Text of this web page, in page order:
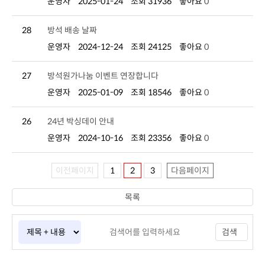
28
방석 배송 날짜
운영자
2024-12-24 조회 24125 좋아요 0
27
방석원가나눔 이벤트 연장합니다
운영자
2025-01-09 조회 18546 좋아요 0
26
24년 박싱데이 안내
운영자
2024-10-16 조회 23356 좋아요 0
이전페이지 1 2 3 다음페이지
검색
목록